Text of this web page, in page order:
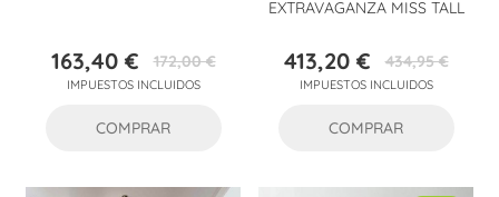
Precio
163,40 €Precio
base
172,00 €
IMPUESTOS INCLUIDOS
COMPRAR
EXTRAVAGANZA MISS TALL
Precio
413,20 €Precio
base
434,95 €
IMPUESTOS INCLUIDOS
COMPRAR